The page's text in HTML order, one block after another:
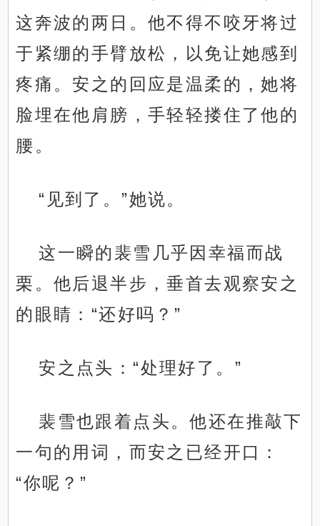
这奔波的两日。他不得不咬牙将过
于紧绷的手臂放松，以免让她感到
疼痛。安之的回应是温柔的，她将
脸埋在他肩膀，手轻轻搂住了他的
腰。
“见到了。”她说。
这一瞬的裴雪几乎因幸福而战
栗。他后退半步，垂首去观察安之
的眼睛：“还好吗？”
安之点头：“处理好了。”
裴雪也跟着点头。他还在推敲下
一句的用词，而安之已经开口：
“你呢？”